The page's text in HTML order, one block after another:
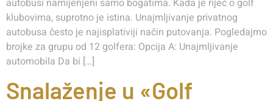
autobusi namijenjeni samo bogatima. Kada je riječ o golf
klubovima, suprotno je istina. Unajmljivanje privatnog
autobusa često je najisplativiji način putovanja. Pogledajmo
brojke za grupu od 12 golfera: Opcija A: Unajmljivanje
automobila Da bi […]
Snalaženje u «Golf